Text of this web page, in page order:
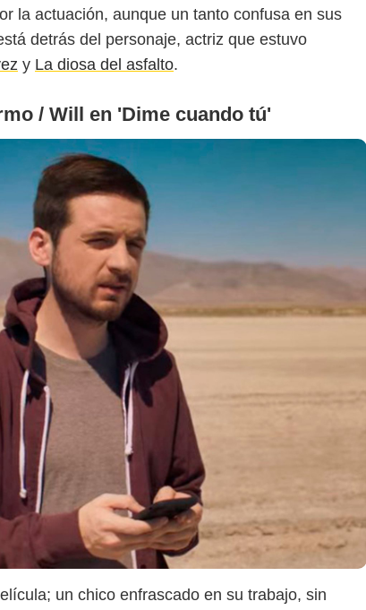
la actuación, aunque un tanto confusa en sus
detrás del personaje, actriz que estuvo
y La diosa del asfalto.
/ Will en 'Dime cuando tú'
un chico enfrascado en su trabajo, sin